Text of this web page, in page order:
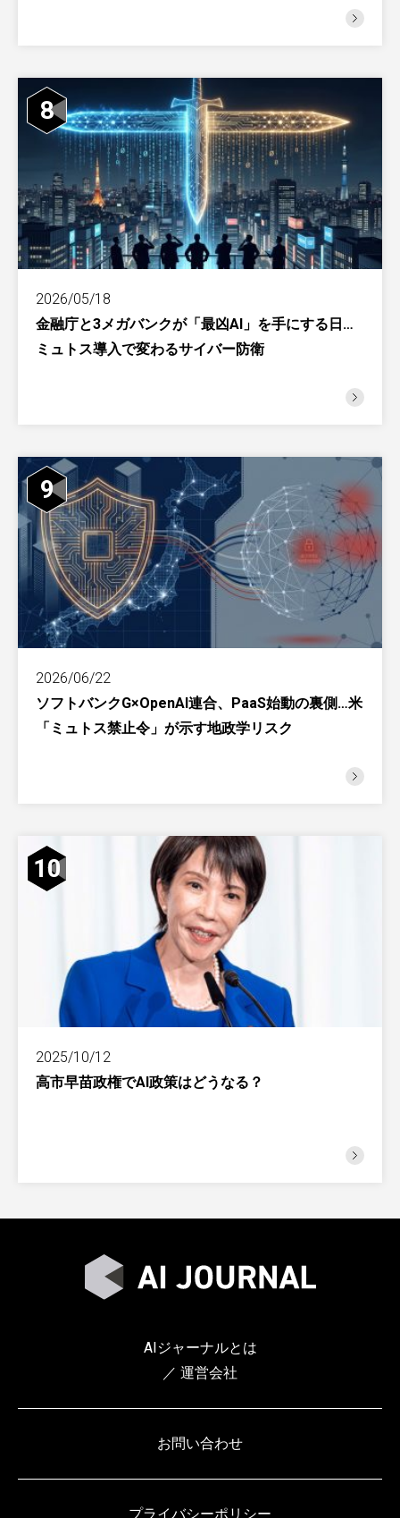
8
2026/05/18
金融庁と3メガバンクが「最凶AI」を手にする日…
ミュトス導入で変わるサイバー防衛
9
2026/06/22
ソフトバンクG×OpenAI連合、PaaS始動の裏側…米
「ミュトス禁止令」が示す地政学リスク
10
2025/10/12
高市早苗政権でAI政策はどうなる？
AIジャーナルとは
／ 運営会社
お問い合わせ
プライバシーポリシー